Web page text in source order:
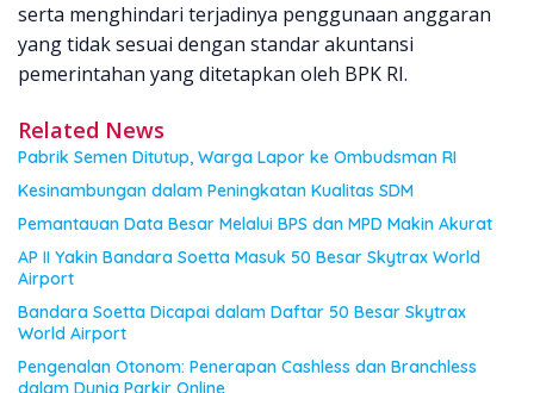
serta menghindari terjadinya penggunaan anggaran
yang tidak sesuai dengan standar akuntansi
pemerintahan yang ditetapkan oleh BPK RI.
Related News
Pabrik Semen Ditutup, Warga Lapor ke Ombudsman RI
Kesinambungan dalam Peningkatan Kualitas SDM
Pemantauan Data Besar Melalui BPS dan MPD Makin Akurat
AP II Yakin Bandara Soetta Masuk 50 Besar Skytrax World
Airport
Bandara Soetta Dicapai dalam Daftar 50 Besar Skytrax
World Airport
Pengenalan Otonom: Penerapan Cashless dan Branchless
dalam Dunia Parkir Online